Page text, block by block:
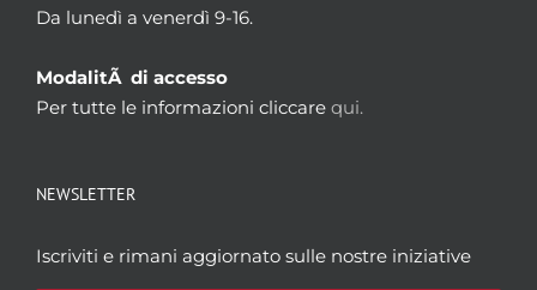
Da lunedì a venerdì 9-16.
ModalitÃ di accesso
Per tutte le informazioni cliccare qui.
NEWSLETTER
Iscriviti e rimani aggiornato sulle nostre iniziative